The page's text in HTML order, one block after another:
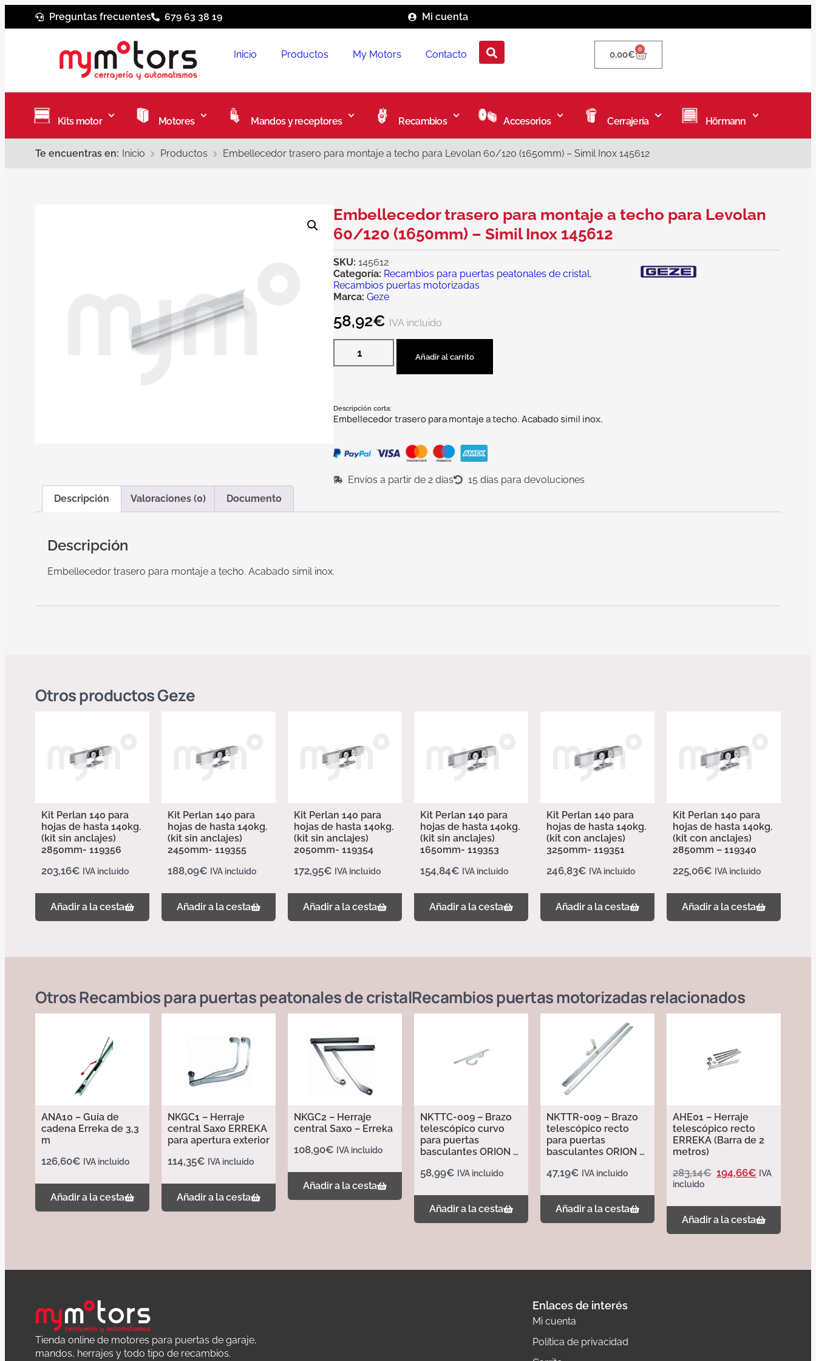
Preguntas frecuentes 679 63 38 19 Mi cuenta
Inicio Productos My Motors Contacto 0,00€ 0
Kits motor Motores Mandos y receptores Recambios Accesorios Cerrajería Hörmann
Te encuentras en: Inicio Productos Embellecedor trasero para montaje a techo para Levolan 60/120 (1650mm) – Simil Inox 145612
Embellecedor trasero para montaje a techo para Levolan
60/120 (1650mm) – Simil Inox 145612
SKU:145612
Categoría: Recambios para puertas peatonales de cristal,
Recambios puertas motorizadas
Marca: Geze
58,92€ IVA incluido
Añadir al carrito
Descripción corta:
Embellecedor trasero para montaje a techo. Acabado simil inox.
Envíos a partir de 2 días
15 días para devoluciones
Descripción
Valoraciones (0) Documento
Descripción
Embellecedor trasero para montaje a techo. Acabado simil inox.
Otros productosGeze
Kit Perlan 140 para
hojas de hasta 140kg.
(kit sin anclajes)
2850mm- 119356
203,16€ IVA incluido
Añadir a la cesta
Kit Perlan 140 para
hojas de hasta 140kg.
(kit sin anclajes)
2450mm- 119355
188,09€ IVA incluido
Añadir a la cesta
Kit Perlan 140 para
hojas de hasta 140kg.
(kit sin anclajes)
2050mm- 119354
172,95€ IVA incluido
Añadir a la cesta
Kit Perlan 140 para
hojas de hasta 140kg.
(kit sin anclajes)
1650mm- 119353
154,84€ IVA incluido
Añadir a la cesta
Kit Perlan 140 para
hojas de hasta 140kg.
(kit con anclajes)
3250mm- 119351
246,83€ IVA incluido
Añadir a la cesta
Kit Perlan 140 para
hojas de hasta 140kg.
(kit con anclajes)
2850mm – 119340
225,06€ IVA incluido
Añadir a la cesta
OtrosRecambios para puertas peatonales de cristalRecambios puertas motorizadasrelacionados
ANA10 – Guía de
cadena Erreka de 3,3
m
126,60€ IVA incluido
Añadir a la cesta
NKGC1 – Herraje
central Saxo ERREKA
para apertura exterior
114,35€ IVA incluido
Añadir a la cesta
NKGC2 – Herraje
central Saxo – Erreka
108,90€ IVA incluido
Añadir a la cesta
NKTTC-009 – Brazo
telescópico curvo
para puertas
basculantes ORION –
58,99€ IVA incluido
Añadir a la cesta
NKTTR-009 – Brazo
telescópico recto
para puertas
basculantes ORION –
47,19€ IVA incluido
Añadir a la cesta
AHE01 – Herraje
telescópico recto
ERREKA (Barra de 2
metros)
283,14€ 194,66€ IVA
incluido
Añadir a la cesta
Tienda online de motores para puertas de garaje,
mandos, herrajes y todo tipo de recambios.
Enlaces de interés
Mi cuenta
Política de privacidad